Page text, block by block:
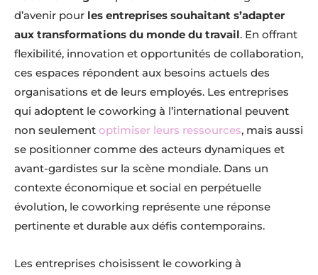
d’avenir pour les entreprises souhaitant s’adapter
aux transformations du monde du travail. En offrant
flexibilité, innovation et opportunités de collaboration,
ces espaces répondent aux besoins actuels des
organisations et de leurs employés. Les entreprises
qui adoptent le coworking à l’international peuvent
non seulement optimiser leurs ressources, mais aussi
se positionner comme des acteurs dynamiques et
avant-gardistes sur la scène mondiale. Dans un
contexte économique et social en perpétuelle
évolution, le coworking représente une réponse
pertinente et durable aux défis contemporains.
Les entreprises choisissent le coworking à